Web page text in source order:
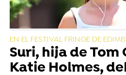
EN EL FESTIVAL FRINGE DE
Suri, hija de Tom
Katie Holmes,